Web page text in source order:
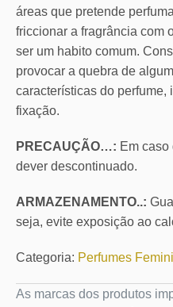
áreas que pretende
friccionar a fragrância com
ser um habito comum.
provocar a quebra de
características do perfume,
fixação.
PRECAUÇÃO…: Em
dever descontinuado.
ARMAZENAMENTO..:
seja, evite exposição ao
Categoria: Perfumes
As marcas dos produtos